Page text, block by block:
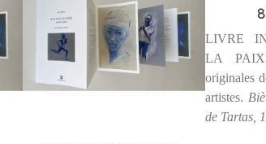
LIVRE
LA PAIX
originales
artistes.
de Tartas,